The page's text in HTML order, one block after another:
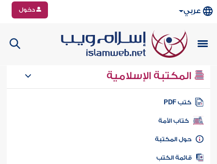
عربي دخول
المكتبة الإسلامية
كتب PDF
كتاب الأمة
المكتبة